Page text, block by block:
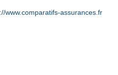
www.comparatifs-assurances.fr